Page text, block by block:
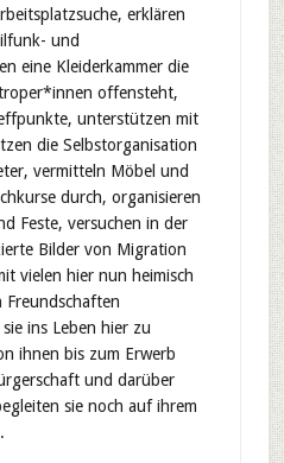
erklären
und
eine Kleiderkammer die
offensteht,
unterstützen mit
die Selbstorganisation
vermitteln Möbel und
durch, organisieren
Feste, versuchen in der
Bilder von Migration
vielen hier nun heimisch
Freundschaften
ins Leben hier zu
ihnen bis zum Erwerb
und darüber
sie noch auf ihrem